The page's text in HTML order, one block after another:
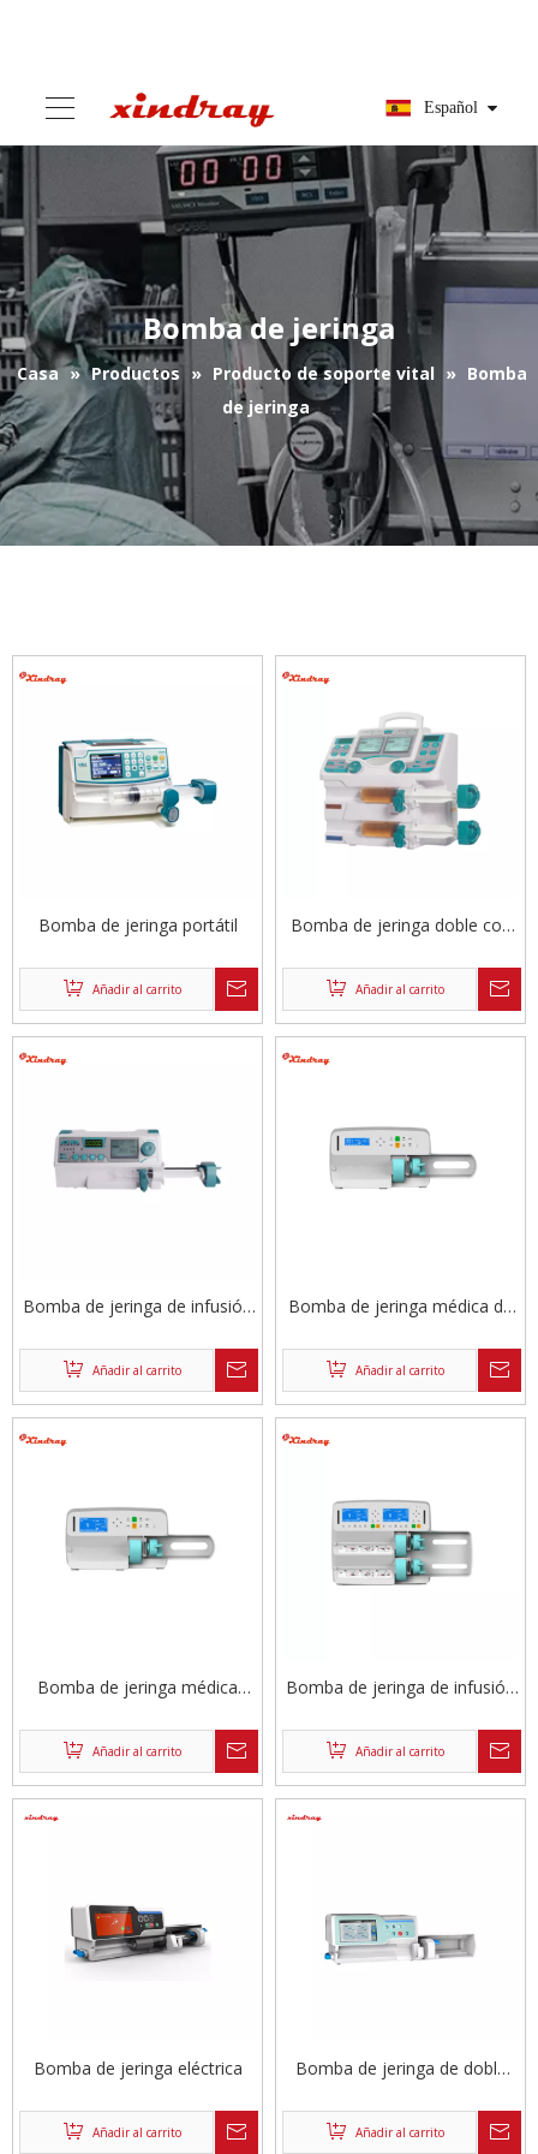
Español
Bomba de jeringa
Casa » Productos » Producto de soporte vital » Bomba
de jeringa
Bomba de jeringa portátil
Añadir al carrito
Bomba de jeringa doble con
Añadir al carrito
Bomba de jeringa de infusión
Añadir al carrito
Bomba de jeringa médica de
hospitalarios
Añadir al carrito
Bomba de jeringa médica
Añadir al carrito
Bomba de jeringa de infusión
del fabricante
Añadir al carrito
Bomba de jeringa eléctrica
Añadir al carrito
Bomba de jeringa de doble
Añadir al carrito